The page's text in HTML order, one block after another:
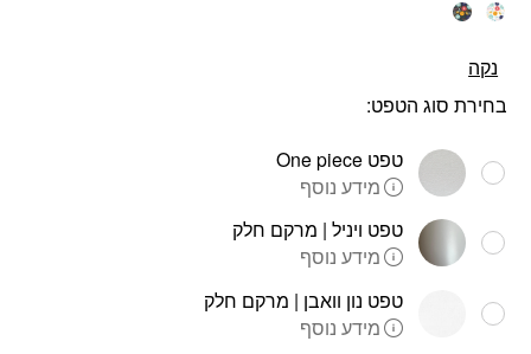
נקה
בחירת סוג הטפט:
טפט One piece
מידע נוסף
טפט ויניל | מרקם חלק
מידע נוסף
טפט נון וואבן | מרקם חלק
מידע נוסף